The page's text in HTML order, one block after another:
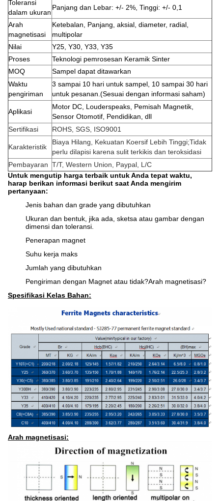
Toleransi
dalam ukuran
Panjang dan Lebar: +/- 2%, Tinggi: +/- 0,1
Arah
magnetisasi
Ketebalan, Panjang, aksial, diameter, radial,
multipolar
Nilai
Y25, Y30, Y33, Y35
Proses
Teknologi pemrosesan Keramik Sinter
MOQ
Sampel dapat ditawarkan
Waktu
pengiriman
3 sampai 10 hari untuk sampel, 10 sampai 30 hari
untuk pesanan.(Sesuai dengan informasi saham)
Aplikasi
Motor DC, Louderspeaks, Pemisah Magnetik,
Sensor Otomotif, Pendidikan, dll
Sertifikasi
ROHS, SGS, ISO9001
Karakteristik
Biaya Hilang, Kekuatan Koersif Lebih Tinggi;Tidak
perlu dilapisi karena sulit terkikis dan teroksidasi
Pembayaran T/T, Western Union, Paypal, L/C
Untuk mengutip harga terbaik untuk Anda tepat waktu,
harap berikan informasi berikut saat Anda mengirim
pertanyaan:
Jenis bahan dan grade yang dibutuhkan
Ukuran dan bentuk, jika ada, sketsa atau gambar dengan
dimensi dan toleransi.
Penerapan magnet
Suhu kerja maks
Jumlah yang dibutuhkan
Pengiriman dengan Magnet atau tidak?Arah magnetisasi?
Spesifikasi Kelas Bahan:
Arah magnetisasi: